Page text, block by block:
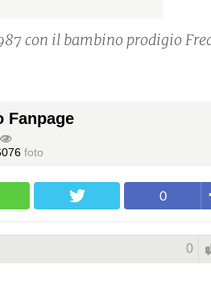
con il bambino prodigio
Fanpage
foto
0
0